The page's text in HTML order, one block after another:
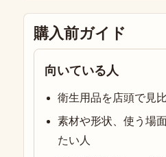
購入前ガイド
向いている人
衛生用品を店頭で見
素材や形状、使う場
たい人